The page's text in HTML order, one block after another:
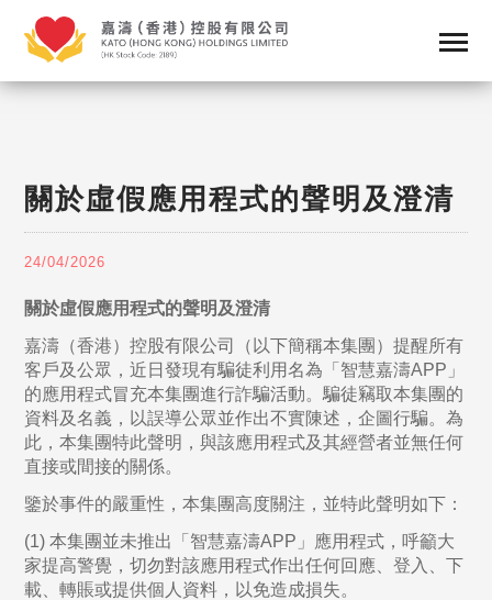
關於虛假應用程式的聲明及澄清
24/04/2026
關於虛假應用程式的聲明及澄清
嘉濤（香港）控股有限公司（以下簡稱本集團）提醒所有
客戶及公眾，近日發現有騙徒利用名為「智慧嘉濤APP」
的應用程式冒充本集團進行詐騙活動。騙徒竊取本集團的
資料及名義，以誤導公眾並作出不實陳述，企圖行騙。為
此，本集團特此聲明，與該應用程式及其經營者並無任何
直接或間接的關係。
鑒於事件的嚴重性，本集團高度關注，並特此聲明如下：
(1) 本集團並未推出「智慧嘉濤APP」應用程式，呼籲大
家提高警覺，切勿對該應用程式作出任何回應、登入、下
載、轉賬或提供個人資料，以免造成損失。